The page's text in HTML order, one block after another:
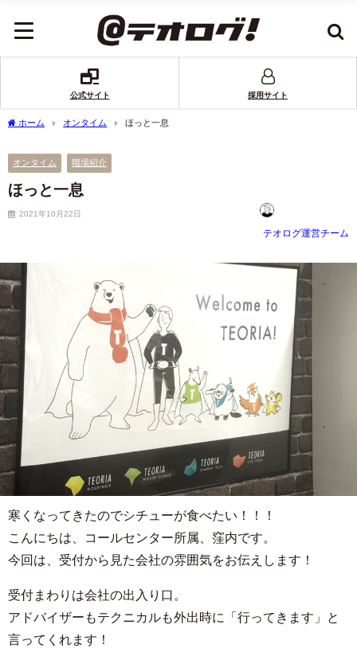
公式サイト 採用サイト
ホーム オンタイム ほっと一息
オンタイム 職場紹介
ほっと一息
2021年10月22日
テオログ運営チーム
寒くなってきたのでシチューが食べたい！！！
こんにちは、コールセンター所属、窪内です。
今回は、受付から見た会社の雰囲気をお伝えします！
受付まわりは会社の出入り口。
アドバイザーもテクニカルも外出時に「行ってきます」と
言ってくれます！